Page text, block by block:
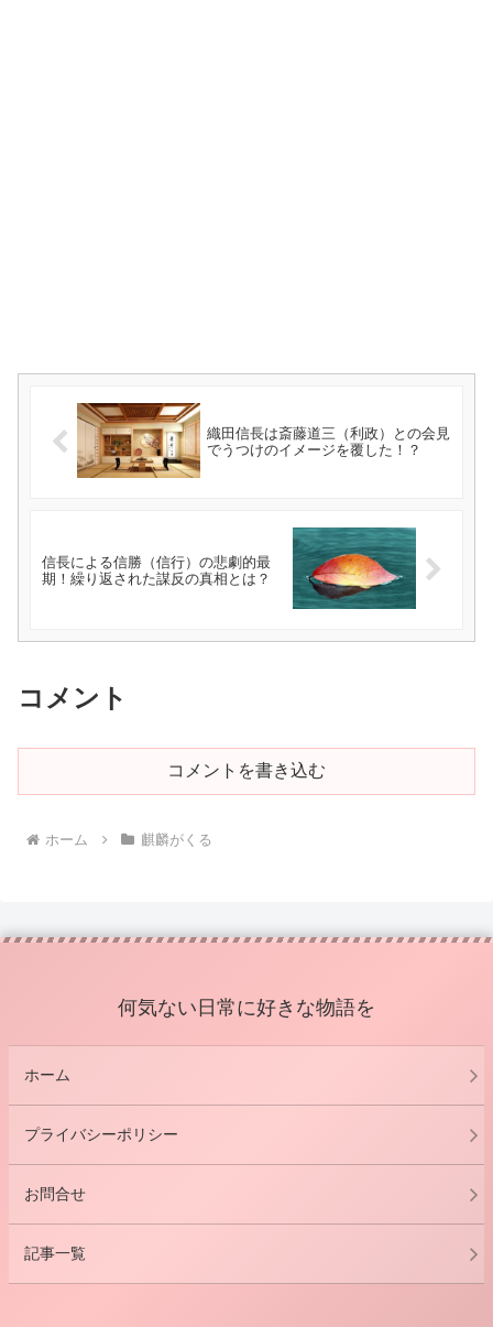
織田信長は斎藤道三（利政）との会見
でうつけのイメージを覆した！？
信長による信勝（信行）の悲劇的最
期！繰り返された謀反の真相とは？
コメント
コメントを書き込む
ホーム 麒麟がくる
何気ない日常に好きな物語を
ホーム
プライバシーポリシー
お問合せ
記事一覧